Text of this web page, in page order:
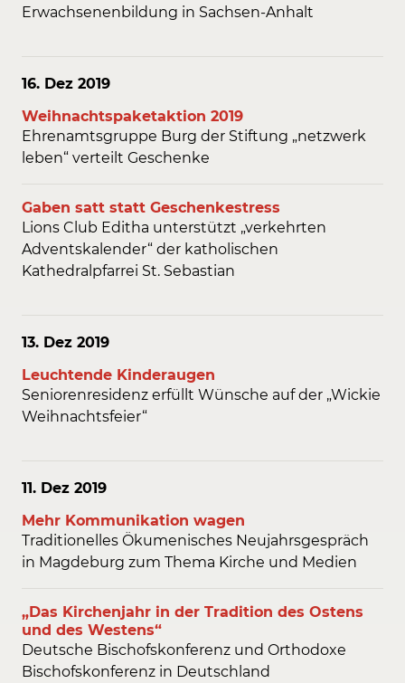
Erwachsenenbildung in Sachsen-Anhalt
16. Dez 2019
Weihnachtspaketaktion 2019
Ehrenamtsgruppe Burg der Stiftung „netzwerk
leben“ verteilt Geschenke
Gaben satt statt Geschenkestress
Lions Club Editha unterstützt „verkehrten
Adventskalender“ der katholischen
Kathedralpfarrei St. Sebastian
13. Dez 2019
Leuchtende Kinderaugen
Seniorenresidenz erfüllt Wünsche auf der „Wickie
Weihnachtsfeier“
11. Dez 2019
Mehr Kommunikation wagen
Traditionelles Ökumenisches Neujahrsgespräch
in Magdeburg zum Thema Kirche und Medien
„Das Kirchenjahr in der Tradition des Ostens
und des Westens“
Deutsche Bischofskonferenz und Orthodoxe
Bischofskonferenz in Deutschland